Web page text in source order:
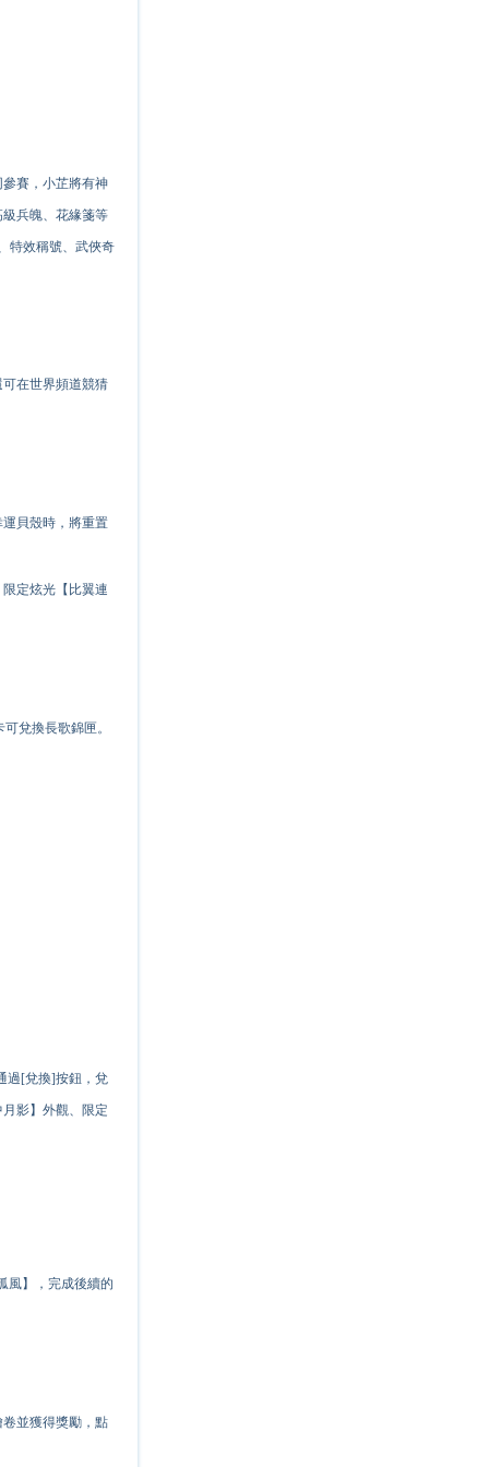
賽，小芷將有神
兵魄、花緣箋等
特效稱號、武俠奇
在世界頻道競猜
貝殼時，將重置
定炫光【比翼連
兌換長歌錦匣。
過[兌換]按鈕，兌
影】外觀、限定
風】，完成後續的
並獲得獎勵，點